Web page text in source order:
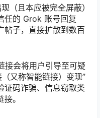
（且本应被完全屏蔽）
任的 Grok 账号回复
帖子，直接扩散到数百
接会将用户引导至可疑
又称智能链接）变现”
证码诈骗、信息窃取类
。